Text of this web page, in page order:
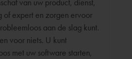
van uw product, dienst,
of expert en zorgen ervoor
aan de slag kunt.
voor niets. U kunt
met uw software starten,